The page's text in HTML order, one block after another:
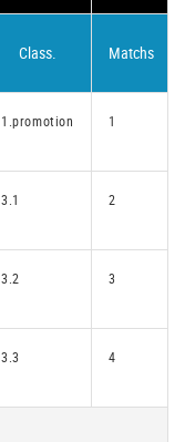
Class. Matchs
1.promotion 1
3.1 2
3.2 3
3.3 4